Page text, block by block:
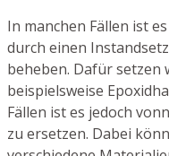
In manchen Fällen ist
durch einen
beheben. Dafür setzen
beispielsweise
Fällen ist es jedoch
zu ersetzen. Dabei